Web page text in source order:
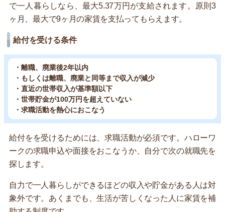
で一人暮らしなら、最大5.37万円が支給されます。原則3
ヶ月、最大で9ヶ月の家賃を支払ってもらえます。
給付を受ける条件
・離職、廃業後2年以内
・もしくは離職、廃業と同等まで収入が減少
・直近の世帯収入が基準額以下
・世帯貯金が100万円を超えていない
・求職活動を熱心におこなう
給付をを受けるためには、求職活動が必須です。ハローワ
ークの求職申込や面接をおこなうか、自分で次の就職先を
探します。
自力で一人暮らしができるほどの収入や貯金がある人は対
象外です。あくまでも、生活が苦しくなった人に家賃を補